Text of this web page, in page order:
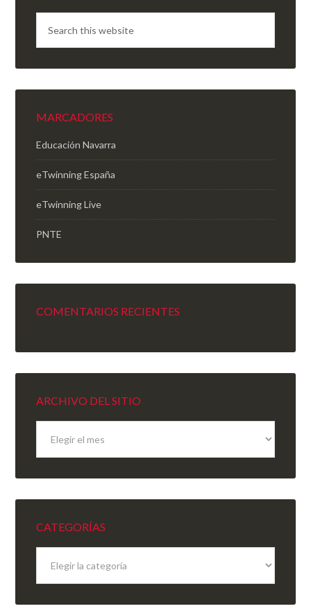
MARCADORES
Educación Navarra
eTwinning España
eTwinning Live
PNTE
COMENTARIOS RECIENTES
ARCHIVO DEL SITIO
sitio
CATEGORÍAS